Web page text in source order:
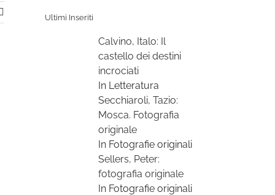
Ultimi Inseriti
Calvino, Italo: Il
castello dei destini
incrociati
In Letteratura
Secchiaroli, Tazio:
Mosca. Fotografia
originale
In Fotografie originali
Sellers, Peter:
fotografia originale
In Fotografie originali